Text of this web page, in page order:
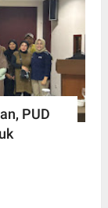
PUD